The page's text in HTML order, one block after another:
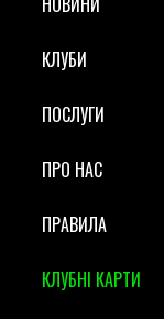
КЛУБИ
ПОСЛУГИ
ПРО НАС
ПРAВИЛА
КЛУБНІ КАРТИ